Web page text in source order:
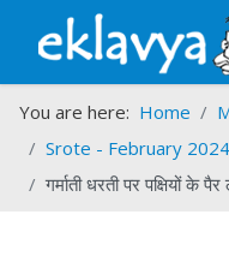
You are here: Home
Srote - February 2024
गर्माती धरती पर पक्षियों के